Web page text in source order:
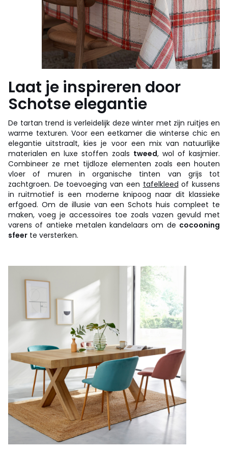
Laat je inspireren door
Schotse elegantie
De tartan trend is verleidelijk deze winter met zijn ruitjes en
warme texturen. Voor een eetkamer die winterse chic en
elegantie uitstraalt, kies je voor een mix van natuurlijke
materialen en luxe stoffen zoals tweed, wol of kasjmier.
Combineer ze met tijdloze elementen zoals een houten
vloer of muren in organische tinten van grijs tot
zachtgroen. De toevoeging van een tafelkleed of kussens
in ruitmotief is een moderne knipoog naar dit klassieke
erfgoed. Om de illusie van een Schots huis compleet te
maken, voeg je accessoires toe zoals vazen gevuld met
varens of antieke metalen kandelaars om de cocooning
sfeer te versterken.